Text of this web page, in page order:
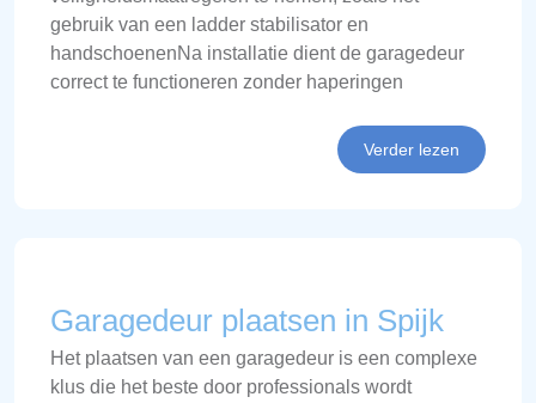
gebruik van een ladder stabilisator en
handschoenenNa installatie dient de garagedeur
correct te functioneren zonder haperingen
Verder lezen
Garagedeur plaatsen in Spijk
Het plaatsen van een garagedeur is een complexe
klus die het beste door professionals wordt